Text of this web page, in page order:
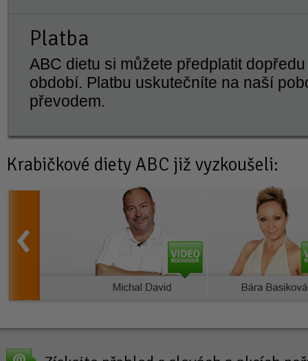
Platba
ABC dietu si můžete předplatit
období. Platbu uskutečníte na naší
převodem.
Krabičkové diety ABC již vyzkoušeli: